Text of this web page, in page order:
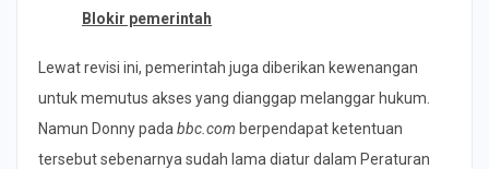
Blokir pemerintah
Lewat revisi ini, pemerintah juga diberikan kewenangan
untuk memutus akses yang dianggap melanggar hukum.
Namun Donny pada bbc.com berpendapat ketentuan
tersebut sebenarnya sudah lama diatur dalam Peraturan